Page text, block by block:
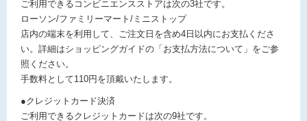
ご利用できるコンビニエンスストアは次の3社です。
ローソン/ファミリーマート/ミニストップ
店内の端末を利用して、ご注文日を含め4日以内にお支払くださ
い。詳細はショッピングガイドの「お支払方法について」をご参
照ください。
手数料として110円を頂戴いたします。
●クレジットカード決済
ご利用できるクレジットカードは次の9社です。